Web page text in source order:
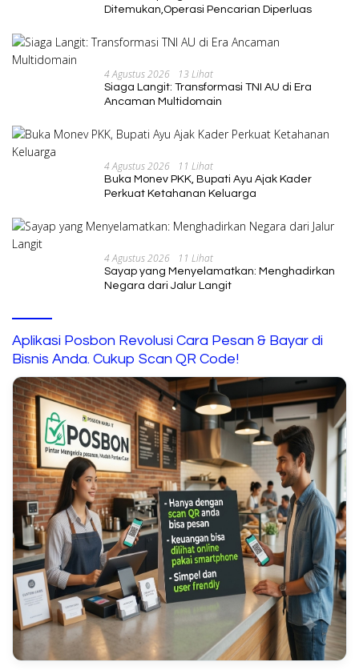
Ditemukan,Operasi Pencarian Diperluas
4 Agustus 2026 13 Lihat
Siaga Langit: Transformasi TNI AU di Era
Ancaman Multidomain
4 Agustus 2026 11 Lihat
Buka Monev PKK, Bupati Ayu Ajak Kader
Perkuat Ketahanan Keluarga
4 Agustus 2026 11 Lihat
Sayap yang Menyelamatkan: Menghadirkan
Negara dari Jalur Langit
Aplikasi Posbon Revolusi Cara Pesan & Bayar di
Bisnis Anda. Cukup Scan QR Code!